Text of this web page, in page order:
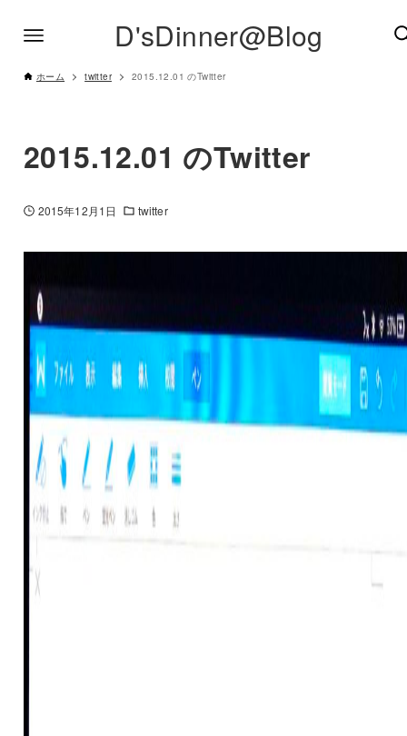
D'sDinner@Blog
ホーム twitter 2015.12.01 のTwitter
2015.12.01 のTwitter
2015年12月1日 twitter